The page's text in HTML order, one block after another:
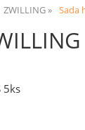
ZWILLING Sada
5ks